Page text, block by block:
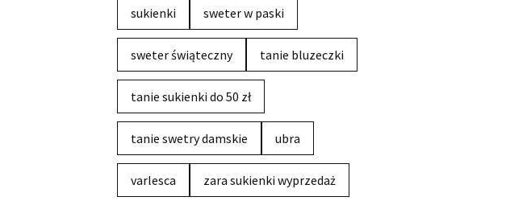
sukienki sweter w paski
sweter świąteczny tanie bluzeczki
tanie sukienki do 50 zł
tanie swetry damskie ubra
varlesca zara sukienki wyprzedaż